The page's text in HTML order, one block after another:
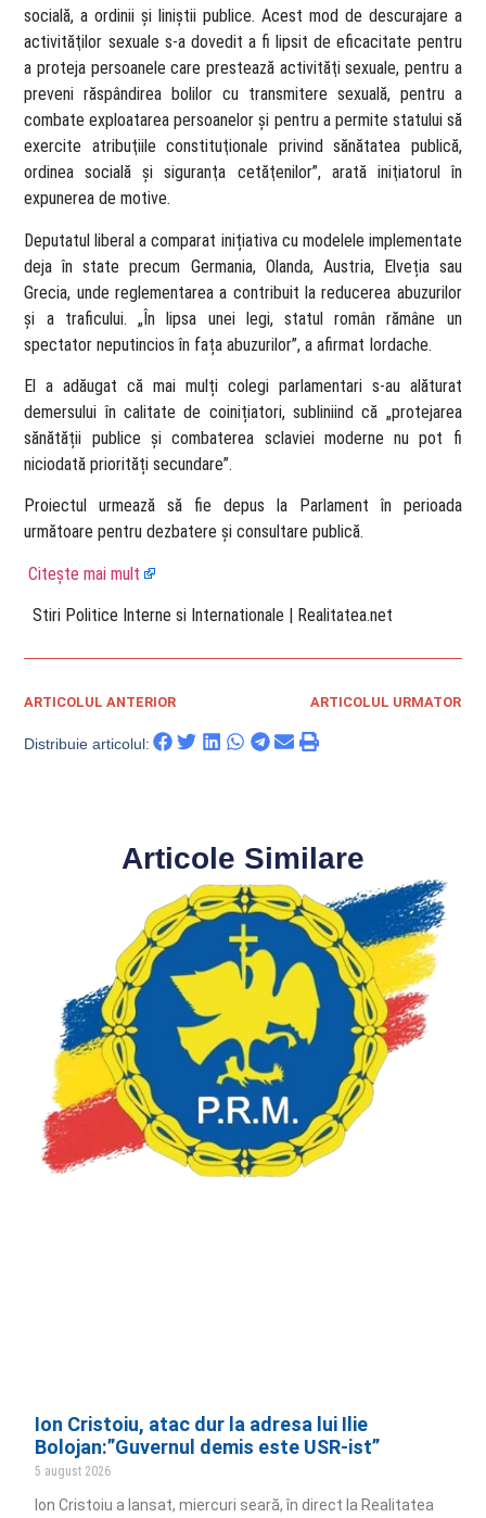
socială, a ordinii şi liniştii publice. Acest mod de descurajare a
activităţilor sexuale s-a dovedit a fi lipsit de eficacitate pentru
a proteja persoanele care prestează activităţi sexuale, pentru a
preveni răspândirea bolilor cu transmitere sexuală, pentru a
combate exploatarea persoanelor şi pentru a permite statului să
exercite atribuţiile constituţionale privind sănătatea publică,
ordinea socială şi siguranţa cetăţenilor”, arată iniţiatorul în
expunerea de motive.
Deputatul liberal a comparat inițiativa cu modelele implementate
deja în state precum Germania, Olanda, Austria, Elveția sau
Grecia, unde reglementarea a contribuit la reducerea abuzurilor
și a traficului. „În lipsa unei legi, statul român rămâne un
spectator neputincios în fața abuzurilor”, a afirmat Iordache.
El a adăugat că mai mulți colegi parlamentari s-au alăturat
demersului în calitate de coinițiatori, subliniind că „protejarea
sănătății publice și combaterea sclaviei moderne nu pot fi
niciodată priorități secundare”.
Proiectul urmează să fie depus la Parlament în perioada
următoare pentru dezbatere și consultare publică.
Citește mai mult
​ Stiri Politice Interne si Internationale | Realitatea.net
ARTICOLUL ANTERIOR ARTICOLUL URMATOR
Distribuie articolul:
Articole Similare
Ion Cristoiu, atac dur la adresa lui Ilie
Bolojan:”Guvernul demis este USR-ist”
5 august 2026
Ion Cristoiu a lansat, miercuri seară, în direct la Realitatea